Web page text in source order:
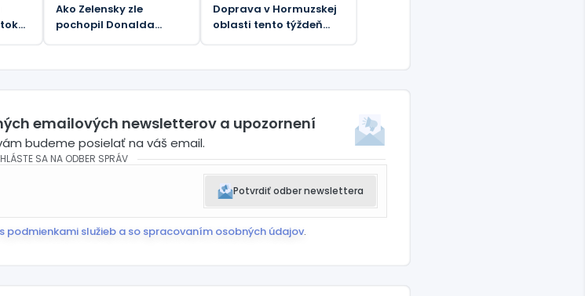
Ako Zelensky zle
pochopil Donalda
Doprava v Hormuzskej
oblasti tento týždeň
emailových newsletterov a upozornení
budeme posielať na váš email.
SA NA ODBER SPRÁV
Potvrdiť odber newslettera
podmienkami služieb a so spracovaním osobných údajov.